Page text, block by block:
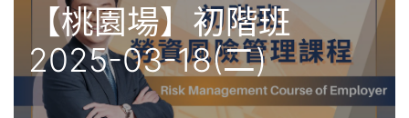
【桃園場】初階班
2025-03-18(二)